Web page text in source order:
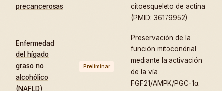
precancerosas
citoesqueleto de actina
(PMID: 36179952)
Enfermedad
del hígado
graso no
alcohólico
(NAFLD)
Preliminar
Preservación de la
función mitocondrial
mediante la activación
de la vía
FGF21/AMPK/PGC-1α